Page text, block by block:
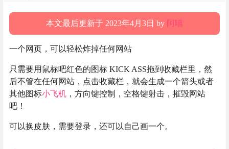
本文最后更新于 2023年4月3日 by 阿喵
一个网页，可以轻松炸掉任何网站
只需要用鼠标吧红色的图标 KICK ASS拖到收藏栏里，然
后不管在任何网站，点击收藏栏，就会生成一个箭头或者
其他图标小飞机 ，方向键控制，空格键射击，摧毁网站
吧！
可以换皮肤，需要登录，还可以自己画一个。